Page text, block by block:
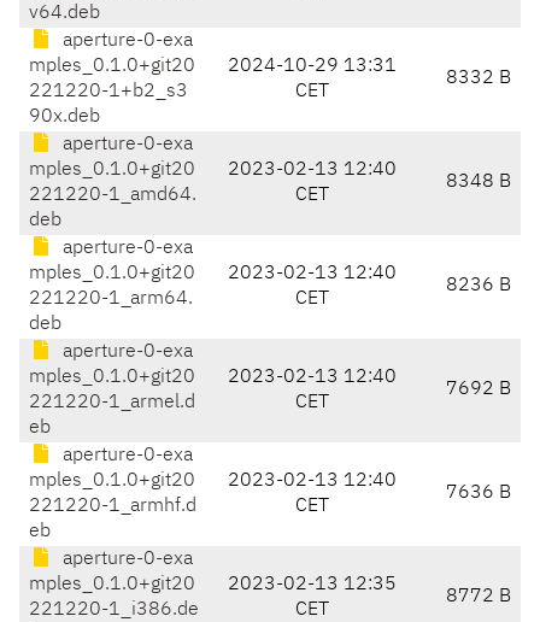
v64.deb
aperture-0-exa
mples_0.1.0+git20
221220-1+b2_s3
90x.deb
2024-10-29 13:31
CET
8332 B
aperture-0-exa
mples_0.1.0+git20
221220-1_amd64.
deb
2023-02-13 12:40
CET
8348 B
aperture-0-exa
mples_0.1.0+git20
221220-1_arm64.
deb
2023-02-13 12:40
CET
8236 B
aperture-0-exa
mples_0.1.0+git20
221220-1_armel.d
eb
2023-02-13 12:40
CET
7692 B
aperture-0-exa
mples_0.1.0+git20
221220-1_armhf.d
eb
2023-02-13 12:40
CET
7636 B
aperture-0-exa
mples_0.1.0+git20
221220-1_i386.de
2023-02-13 12:35
CET
8772 B